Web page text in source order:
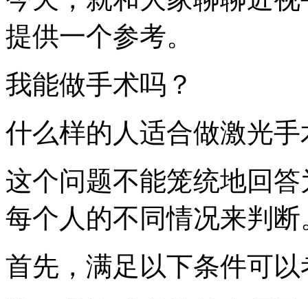
提供一个参考。
我能做手术吗？
什么样的人适合做激光手
这个问题不能笼统地回答
每个人的不同情况来判断
首先，满足以下条件可